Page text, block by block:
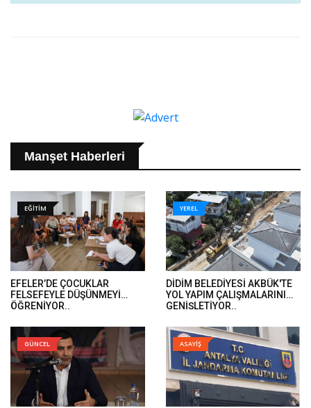
Manşet Haberleri
EĞİTİM
EFELER’DE ÇOCUKLAR
FELSEFEYLE DÜŞÜNMEYİ
ÖĞRENİYOR..
YEREL
DİDİM BELEDİYESİ AKBÜK'TE
YOL YAPIM ÇALIŞMALARINI
GENİŞLETİYOR..
GÜNCEL ASAYİŞ